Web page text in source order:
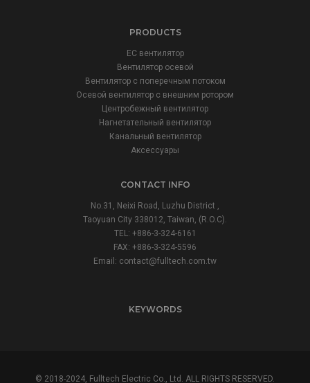
PRODUCTS
ЕС вентилятор
Вентилятор осевой
Вентилятор с поперечным потоком
Осевой вентилятор с внешним ротором
Центробежный вентилятор
Нагнетательный вентилятор
Канальный вентилятор
Аксессуары
CONTACT INFO
No.31, Neixi Road, Luzhu District ,
Taoyuan City 338012, Taiwan, (R.O.C).
TEL: +886-3-324-6161
FAX: +886-3-324-5596
Email: contact@fulltech.com.tw
KEYWORDS
© 2018-2024, Fulltech Electric Co., Ltd. ALL RIGHTS RESERVED.